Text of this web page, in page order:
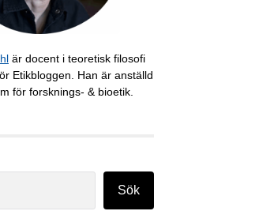
är docent i teoretisk filosofi
Etikbloggen. Han är anställd
för forsknings- & bioetik.
Sök